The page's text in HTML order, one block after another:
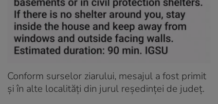
Conform surselor ziarului, mesajul a fost primit
și în alte localități din jurul reședinței de județ.